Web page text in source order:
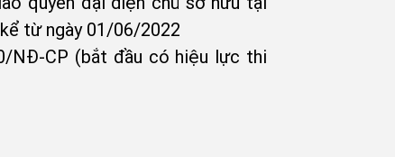
từ ngày 01/06/2022
NĐ-CP (bắt đầu có hiệu lực thi